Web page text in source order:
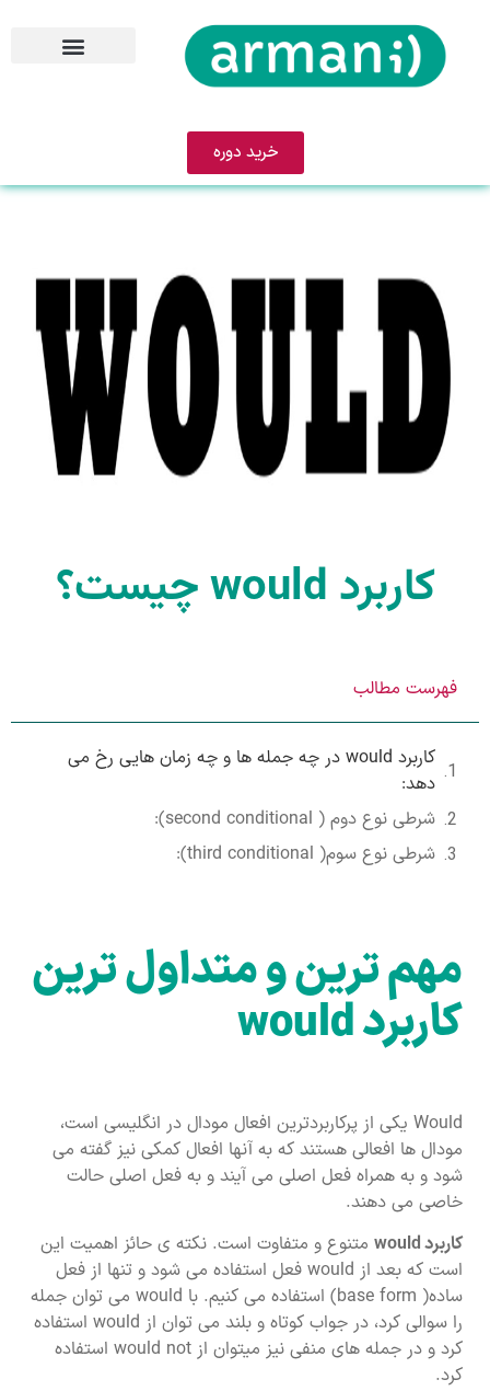
خرید دوره
کاربرد would چیست؟
فهرست مطالب
کاربرد would در چه جمله ها و چه زمان هایی رخ می
دهد:
شرطی نوع دوم ( second conditional):
شرطی نوع سوم( third conditional):
مهم ترین و متداول ترین
کاربرد would
Would یکی از پرکاربردترین افعال مودال در انگلیسی است،
مودال ها افعالی هستند که به آنها افعال کمکی نیز گفته می
شود و به همراه فعل اصلی می آیند و به فعل اصلی حالت
خاصی می دهند.
کاربردwould متنوع و متفاوت است. نکته ی حائز اهمیت این
است که بعد از would فعل استفاده می شود و تنها از فعل
ساده( base form) استفاده می کنیم. با would می توان جمله
را سوالی کرد، در جواب کوتاه و بلند می توان از would استفاده
کرد و در جمله های منفی نیز میتوان از would not استفاده
کرد.